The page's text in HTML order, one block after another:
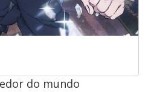
do mundo